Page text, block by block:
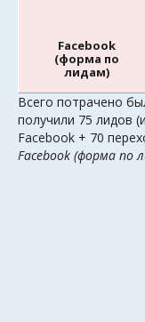
Facebook
(форма по
лидам)
Всего потрачено
получили 75 лидов
Facebook + 70
Facebook (форма по